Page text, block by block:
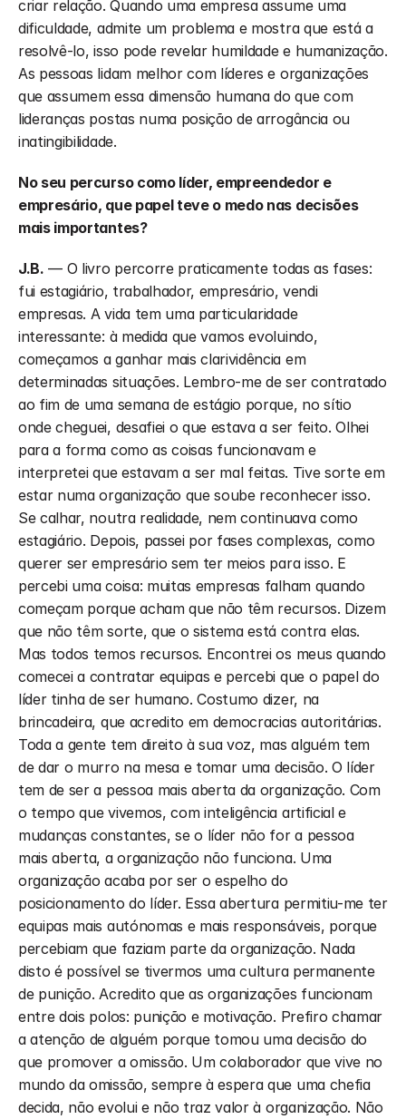
criar relação. Quando uma empresa assume uma
dificuldade, admite um problema e mostra que está a
resolvê-lo, isso pode revelar humildade e humanização.
As pessoas lidam melhor com líderes e organizações
que assumem essa dimensão humana do que com
lideranças postas numa posição de arrogância ou
inatingibilidade.
No seu percurso como líder, empreendedor e
empresário, que papel teve o medo nas decisões
mais importantes?
J.B. — O livro percorre praticamente todas as fases:
fui estagiário, trabalhador, empresário, vendi
empresas. A vida tem uma particularidade
interessante: à medida que vamos evoluindo,
começamos a ganhar mais clarividência em
determinadas situações. Lembro-me de ser contratado
ao fim de uma semana de estágio porque, no sítio
onde cheguei, desafiei o que estava a ser feito. Olhei
para a forma como as coisas funcionavam e
interpretei que estavam a ser mal feitas. Tive sorte em
estar numa organização que soube reconhecer isso.
Se calhar, noutra realidade, nem continuava como
estagiário. Depois, passei por fases complexas, como
querer ser empresário sem ter meios para isso. E
percebi uma coisa: muitas empresas falham quando
começam porque acham que não têm recursos. Dizem
que não têm sorte, que o sistema está contra elas.
Mas todos temos recursos. Encontrei os meus quando
comecei a contratar equipas e percebi que o papel do
líder tinha de ser humano. Costumo dizer, na
brincadeira, que acredito em democracias autoritárias.
Toda a gente tem direito à sua voz, mas alguém tem
de dar o murro na mesa e tomar uma decisão. O líder
tem de ser a pessoa mais aberta da organização. Com
o tempo que vivemos, com inteligência artificial e
mudanças constantes, se o líder não for a pessoa
mais aberta, a organização não funciona. Uma
organização acaba por ser o espelho do
posicionamento do líder. Essa abertura permitiu-me ter
equipas mais autónomas e mais responsáveis, porque
percebiam que faziam parte da organização. Nada
disto é possível se tivermos uma cultura permanente
de punição. Acredito que as organizações funcionam
entre dois polos: punição e motivação. Prefiro chamar
a atenção de alguém porque tomou uma decisão do
que promover a omissão. Um colaborador que vive no
mundo da omissão, sempre à espera que uma chefia
decida, não evolui e não traz valor à organização. Não